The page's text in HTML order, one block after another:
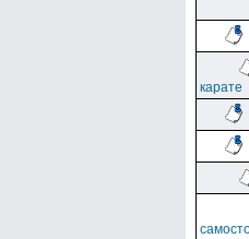
карате